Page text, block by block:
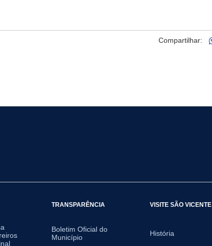
Compartilhar:
TRANSPARÊNCIA
Boletim Oficial do
Município
VISITE SÃO VICENTE
História